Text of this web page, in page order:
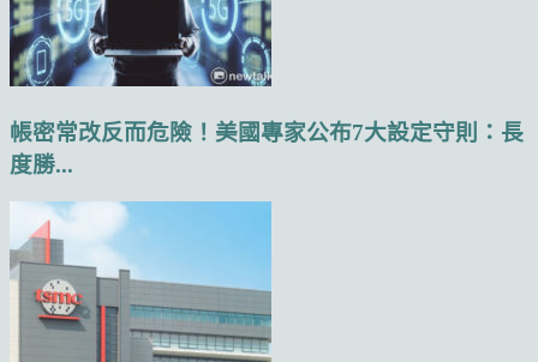
帳密常改反而危險！美國專家公布7大設定守則：長
度勝...